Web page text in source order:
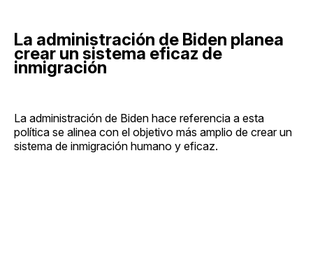
La administración de Biden planea
crear un sistema eficaz de
inmigración
La administración de Biden hace referencia a esta
política se alinea con el objetivo más amplio de crear un
sistema de inmigración humano y eficaz.